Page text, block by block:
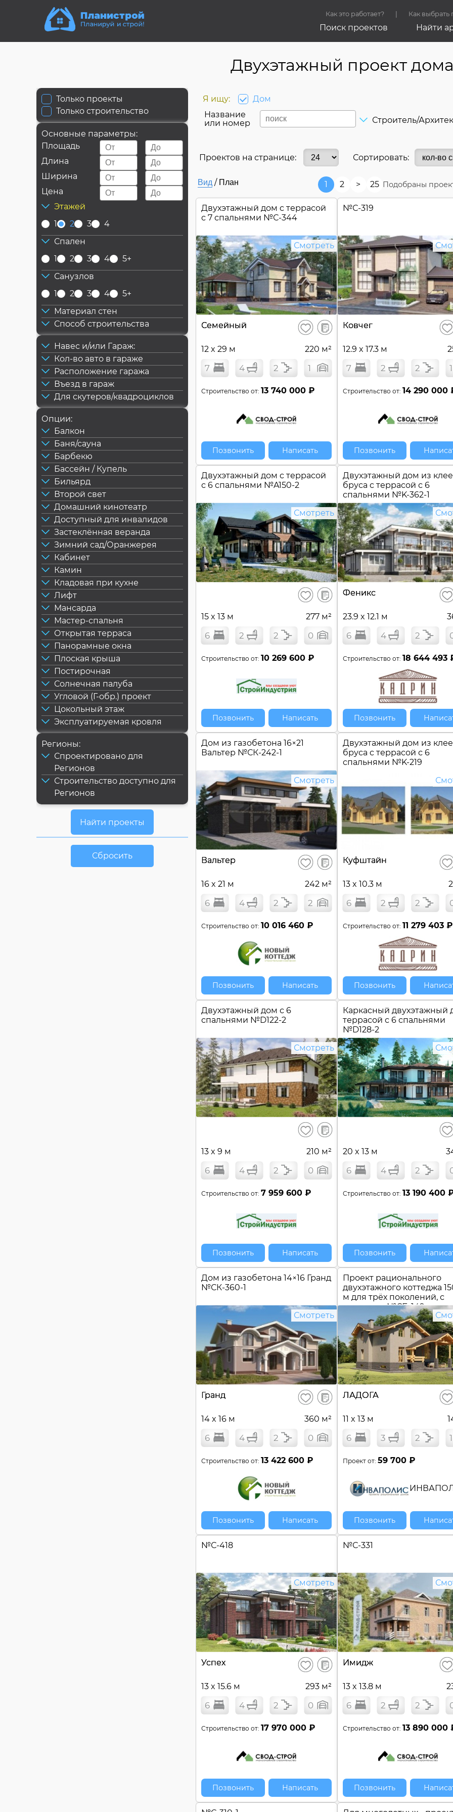
Как это работает? Как выбрать
Поиск проектов Найти
Двухэтажный проект дома
Я ищу:
Дом
Название
или номер
Строитель/
Только проекты
Только строительство
Основные параметры:
Площадь
Длина
Ширина
Цена
Этажей
1
2 3
4
Спален
1
2 3 4
5+
Санузлов
1
2 3 4
5+
Материал стен
Способ строительства
Навес и/или Гараж:
Кол-во авто в гараже
Расположение гаража
Въезд в гараж
Для скутеров/квадроциклов
Опции:
Балкон
Баня/сауна
Барбекю
Бассейн / Купель
Бильярд
Второй свет
Домашний кинотеатр
Доступный для инвалидов
Застеклённая веранда
Зимний сад/Оранжерея
Кабинет
Камин
Кладовая при кухне
Лифт
Мансарда
Мастер-спальня
Открытая терраса
Панорамные окна
Плоская крыша
Постирочная
Солнечная палуба
Угловой (Г-обр.) проект
Цокольный этаж
Эксплуатируемая кровля
Регионы:
Спроектировано для
Регионов
Строительство доступно для
Регионов
Сбросить
Проектов на странице: Сортировать:
Вид / План 1 2 > 25 Подобраны
Двухэтажный дом c террасой
с 7 спальнями №С-344
Смотреть
Семейный Сохранить
В
сравнение
12 x 29 м 220 м²
7 4 2 1
Строительство от: 13 740 000 ₽
Позвонить Написать
№С-319
Ковчег
12.9 x 17.3 м
7 2 2 1
Строительство от:14 290 000
Позвонить
Двухэтажный дом c террасой
с 6 спальнями №A150-2
Смотреть
Сохранить
В
сравнение
15 x 13 м 277 м²
6 2 2 0
Строительство от: 10 269 600 ₽
Позвонить Написать
Двухэтажный дом из
бруса c террасой с 6
спальнями №K-362-1
Феникс
23.9 x 12.1 м
6 4 2
Строительство от:18 644 493
Позвонить
Дом из газобетона 16×21
Вальтер №СК-242-1
Смотреть
Вальтер Сохранить
В
сравнение
16 x 21 м 242 м²
6 4 2 2
Строительство от: 10 016 460 ₽
Позвонить Написать
Двухэтажный дом из
бруса c террасой с 6
спальнями №K-219
Куфштайн
13 x 10.3 м
6 2 2
Строительство от:11 279 403 ₽
Позвонить
Двухэтажный дом с 6
спальнями №D122-2
Смотреть
Сохранить
В
сравнение
13 x 9 м 210 м²
6 4 2 0
Строительство от: 7 959 600 ₽
Позвонить Написать
Каркасный двухэтажный
террасой с 6 спальнями
№D128-2
20 x 13 м
6 4 2
Строительство от:13 190 400
Позвонить
Дом из газобетона 14×16 Гранд
№СК-360-1
Смотреть
Гранд Сохранить
В
сравнение
14 x 16 м 360 м²
6 4 2 0
Строительство от: 13 422 600 ₽
Позвонить Написать
Проект рационального
двухэтажного коттеджа
м для трёх поколений, с
подвалом №СБ-149
ЛАДОГА
11 x 13 м
6 3 2 1
Проект от:59 700 ₽
Позвонить
№С-418
Смотреть
Успех Сохранить
В
сравнение
13 x 15.6 м 293 м²
6 4 2 0
Строительство от: 17 970 000 ₽
Позвонить Написать
№С-331
Имидж
13 x 13.8 м
6 2 2
Строительство от:13 890 000
Позвонить